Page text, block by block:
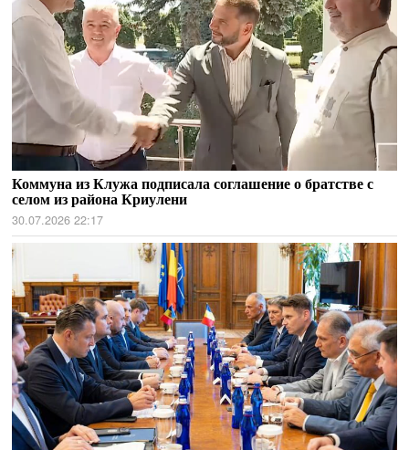
Коммуна из Клужа подписала соглашение о братстве с
селом из района Криулени
30.07.2026 22:17